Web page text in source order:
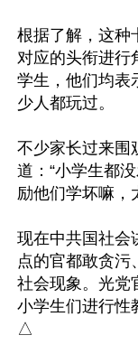
根据了解，这种
对应的头衔进行
学生，他们均表
少人都玩过。
不少家长过来围
道：“小学生都没
励他们学坏嘛，
现在中共国社会
点的官都敢贪污
社会现象。光党
小学生们进行性